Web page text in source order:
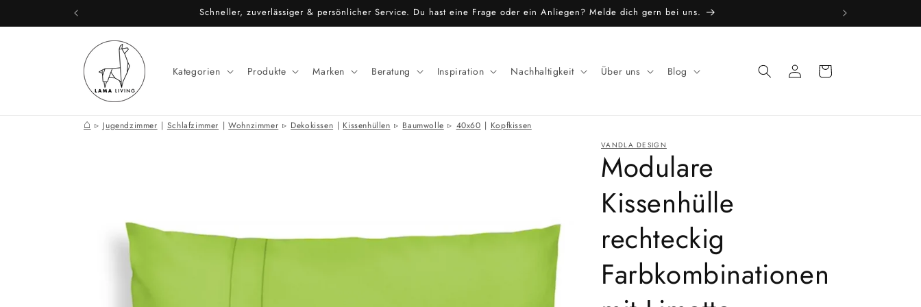
Inhalt
Alle Artikel aus 100% Naturmaterialien
Kategorien Produkte Marken Beratung Inspiration Nachhaltigkeit Über uns Blog EinloggenWarenkorb
⌂ Jugendzimmer | Schlafzimmer | Wohnzimmer Dekokissen | Kissenhüllen Baumwolle 40x60 | Kopfkissen
VANDLA DESIGN
Modulare
Kissenhülle
rechteckig
Farbkombinationen